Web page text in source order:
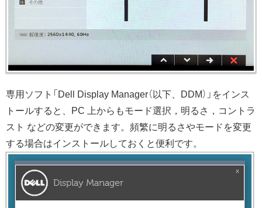
専用ソフト「Dell Display Manager（以下、DDM）」をインス
トールすると、PC 上からもモード選択，明るさ，コントラ
スト などの変更ができます。頻繁に明るさやモードを変更
する場合はインストールしておくと便利です。